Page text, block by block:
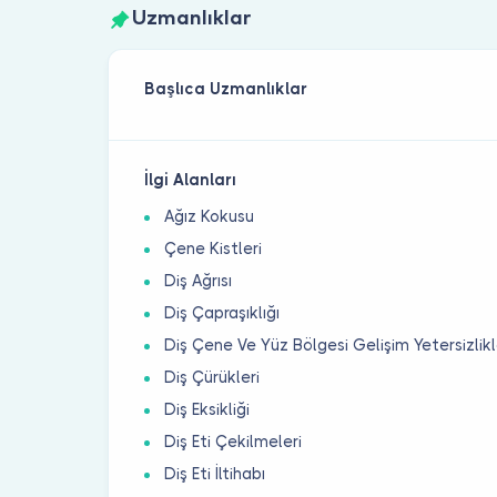
Uzmanlıklar
Başlıca Uzmanlıklar
İlgi Alanları
Ağız Kokusu
Çene Kistleri
Diş Ağrısı
Diş Çapraşıklığı
Diş Çene Ve Yüz Bölgesi Gelişim
Diş Çürükleri
Diş Eksikliği
Diş Eti Çekilmeleri
Diş Eti İltihabı